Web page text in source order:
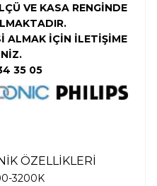
VE KASA RENGİNDE
ALMAK İÇİN İLETİŞİME
35 05
ÖZELLİKLERİ
3200K